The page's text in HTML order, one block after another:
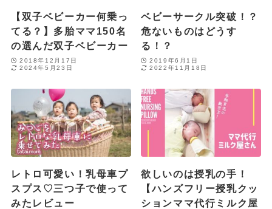
【双子ベビーカー何乗っ
てる？】多胎ママ150名
の選んだ双子ベビーカー
2018年12月17日
2024年5月23日
ベビーサークル突破！？
危ないものはどうす
る！？
2019年6月1日
2022年11月18日
レトロ可愛い！乳母車プ
スプス♡三つ子で使って
みたレビュー
欲しいのは授乳の手！
【ハンズフリー授乳クッ
ションママ代行ミルク屋